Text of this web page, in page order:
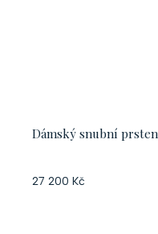
Dámský snubní
27 200 Kč